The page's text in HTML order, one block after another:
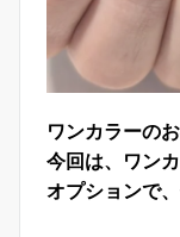
ワンカラーの
今回は、ワン
オプションで